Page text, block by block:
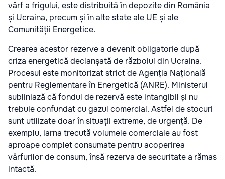
vârf a frigului, este distribuită în depozite din România
și Ucraina, precum și în alte state ale UE și ale
Comunității Energetice.
Crearea acestor rezerve a devenit obligatorie după
criza energetică declanșată de războiul din Ucraina.
Procesul este monitorizat strict de Agenția Națională
pentru Reglementare în Energetică (ANRE). Ministerul
subliniază că fondul de rezervă este intangibil și nu
trebuie confundat cu gazul comercial. Astfel de stocuri
sunt utilizate doar în situații extreme, de urgență. De
exemplu, iarna trecută volumele comerciale au fost
aproape complet consumate pentru acoperirea
vârfurilor de consum, însă rezerva de securitate a rămas
intactă.